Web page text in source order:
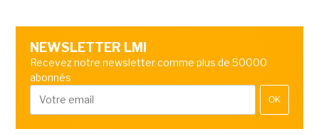
NEWSLETTER LMI
Recevez notre newsletter comme plus de 50000
abonnés
OK